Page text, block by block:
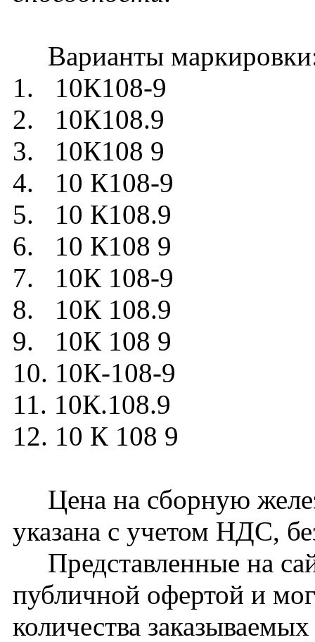
Варианты
1. 10К108-9
2. 10К108.9
3. 10К108 9
4. 10 К108-9
5. 10 К108.9
6. 10 К108 9
7. 10К 108-9
8. 10К 108.9
9. 10К 108 9
10. 10К-108-9
11. 10К.108.9
12. 10 К 108 9
Цена на сборную
указана с учетом НДС,
Представленные на
публичной офертой и
количества